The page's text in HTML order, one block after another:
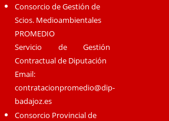
Consorcio de Gestión de
Scios. Medioambientales
PROMEDIO
Servicio de Gestión
Contractual de Diputación
Email:
contratacionpromedio@dip-
badajoz.es
Consorcio Provincial de